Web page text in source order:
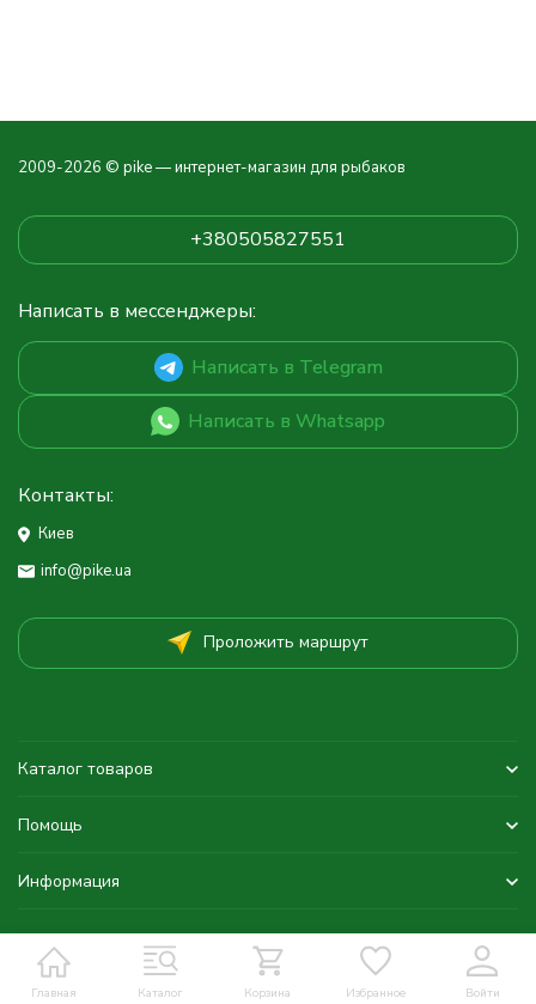
Главная Каталог Корзина Избранное Войти
2009-2026 © pike — интернет-магазин для рыбаков
+380505827551
Написать в мессенджеры:
Написать в Telegram
Написать в Whatsapp
Контакты:
Киев
info@pike.ua
Проложить маршрут
Каталог товаров
Помощь
Информация